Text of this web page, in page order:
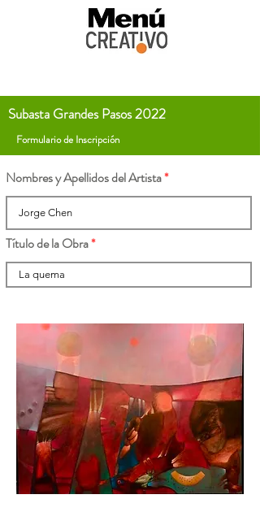
Subasta Grandes Pasos 2022
Formulario de Inscripción
Nombres y Apellidos del Artista
Título de la Obra